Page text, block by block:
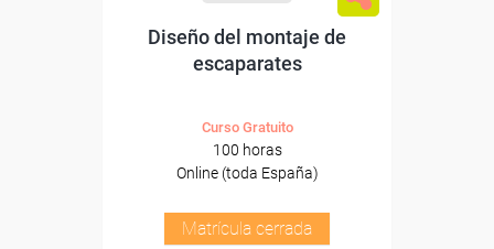
Diseño del montaje de
escaparates
Curso Gratuito
100 horas
Online (toda España)
Matrícula cerrada